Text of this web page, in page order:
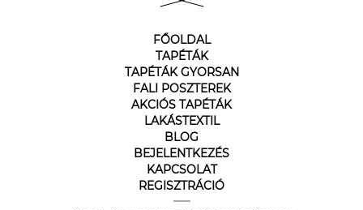
FŐOLDAL
TAPÉTÁK
TAPÉTÁK GYORSAN
FALI POSZTEREK
AKCIÓS TAPÉTÁK
LAKÁSTEXTIL
BLOG
BEJELENTKEZÉS
KAPCSOLAT
REGISZTRÁCIÓ